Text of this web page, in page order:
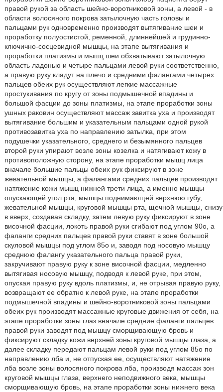
правой рукой за область шейно-воротниковой зоны, а левой - в
области волосяного покрова затылочную часть головы и
пальцами рук одновременно производят вытягивание шеи и
проработку полуостистой, ременной, длиннейшей и грудинно-
ключично-сосцевидной мышцы, на этапе вытягивания и
проработки платизмы и мышц шеи обхватывают затылочную
область ладонью и четыре пальцами левой руки соответственно,
а правую руку кладут на плечо и средними фалангами четырех
пальцев обеих рук осуществляют легкие массажные
простукивания по кругу от зоны подмышечной впадины и
большой фасции до зоны платизмы, на этапе проработки зоны
ушных раковин осуществляют массаж завитка уха и производят
вытягивание большим и указательным пальцами одной рукой
противозавитка уха по направлению затылка, при этом
подушечки указательного, среднего и безымянного пальцев
второй руки упирают возле зоны козелка и натягивают кожу в
противоположную сторону, на этапе проработки мышц лица
вначале большие пальцы обеих рук фиксируют в зоне
жевательной мышцы, а фалангами средних пальцев производят
натяжение кожи мышц нижней трети лица, а именно мышцы
опускающей угол рта, мышцы поднимающей верхнюю губу,
жевательной мышцы, круговой мышцы рта, щечной мышцы, снизу
в вверх, создавая складку, затем левую руку фиксируют в зоне
височной фасции, локоть правой руки сгибают под углом 90о, а
фаланги средних пальцев правой руки ставят в зоне большой
скуловой мышцы под углом 85о и, заводя под носовую мышцу
среднюю фалангу указательного пальца правой руки,
закручивают правую руку к зоне височной фасции, медленно
вытягивая носовую мышцу, подводя к левой руке, при этом,
опуская правую руку вдоль платизмы, и, не отрывая правую руку,
возвращают ее обратно к левой руке, на этапе проработки
подмышечной впадины и шейно-воротниковой зоны пальцами
обеих рук производят массажные круговые движения от себя, на
этапе проработки зоны глаз вначале средние фаланги пальцев
правой руки заводят под мышцу сморщивающую бровь и
фиксируют складку кожи верхней зоны круговой мышцы глаза, а
далее складку передают пальцам левой руки под углом 85о по
направлению лба и, не отпуская ее, осуществляют натяжение
лба возле зоны волосяного покрова лба, производя массаж зон
круговой мышцы глаза, верхнего неподвижного века, мышцы
сморщивающую бровь, на этапе проработки зоны нижнего века